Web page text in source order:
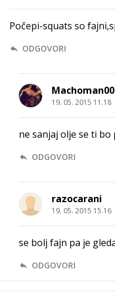
Počepi-squats so
ODGOVORI
19. 05. 2015 11.18
ne sanjaj olje se ti bo
ODGOVORI
razocarani
19. 05. 2015 15.16
se bolj fajn pa je
ODGOVORI